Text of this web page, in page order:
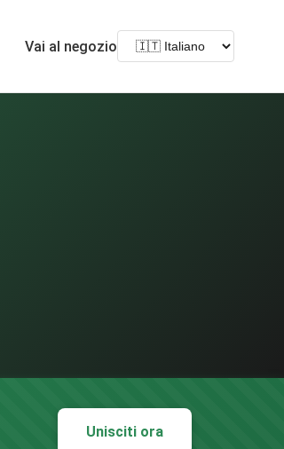
Vai al negozio
Unisciti ora